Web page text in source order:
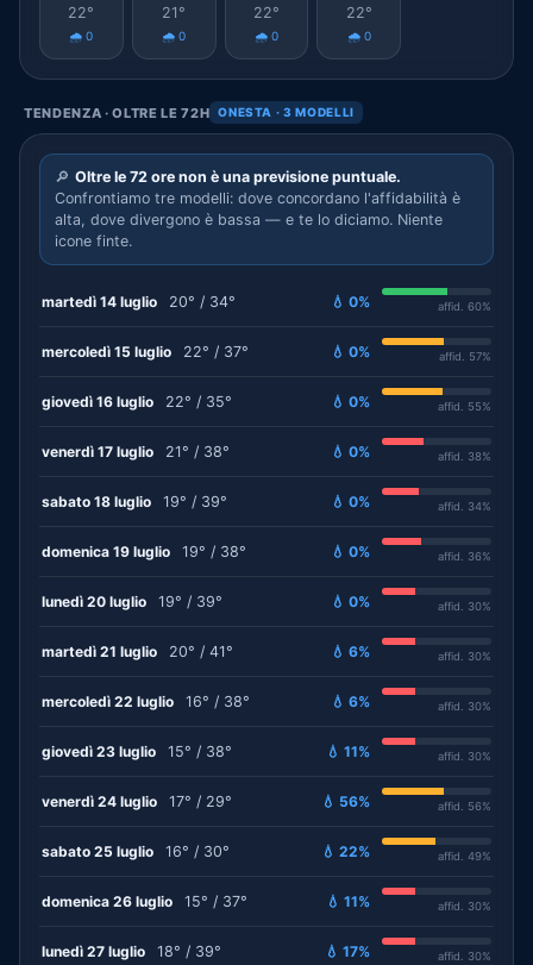
22°
🌧️ 0
21°
🌧️ 0
22°
🌧️ 0
22°
🌧️ 0
TENDENZA · OLTRE LE 72H ONESTA · 3 MODELLI
🔎 Oltre le 72 ore non è una previsione puntuale.
Confrontiamo tre modelli: dove concordano l'affidabilità è
alta, dove divergono è bassa — e te lo diciamo. Niente
icone finte.
martedì 14 luglio 20° / 34° 💧 0% affid. 60%
mercoledì 15 luglio 22° / 37° 💧 0% affid. 57%
giovedì 16 luglio 22° / 35° 💧 0% affid. 55%
venerdì 17 luglio 21° / 38° 💧 0% affid. 38%
sabato 18 luglio 19° / 39° 💧 0% affid. 34%
domenica 19 luglio 19° / 38° 💧 0% affid. 36%
lunedì 20 luglio 19° / 39° 💧 0% affid. 30%
martedì 21 luglio 20° / 41° 💧 6% affid. 30%
mercoledì 22 luglio 16° / 38° 💧 6% affid. 30%
giovedì 23 luglio 15° / 38° 💧 11% affid. 30%
venerdì 24 luglio 17° / 29° 💧 56% affid. 56%
sabato 25 luglio 16° / 30° 💧 22% affid. 49%
domenica 26 luglio 15° / 37° 💧 11% affid. 30%
lunedì 27 luglio 18° / 39° 💧 17% affid. 30%